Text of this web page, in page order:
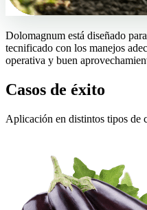
Dolomagnum está diseñado
tecnificado con los manejos
operativa y buen
Casos de éxito
Aplicación en distintos tipos de